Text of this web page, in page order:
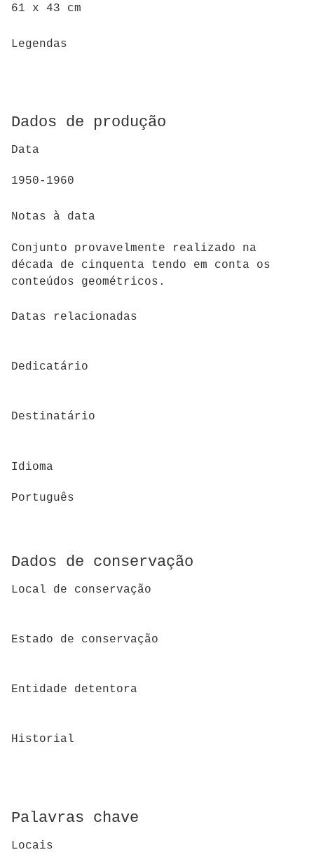
61 x 43 cm
Legendas
Dados de produção
Data
1950-1960
Notas à data
Conjunto provavelmente realizado na
década de cinquenta tendo em conta os
conteúdos geométricos.
Datas relacionadas
Dedicatário
Destinatário
Idioma
Português
Dados de conservação
Local de conservação
Estado de conservação
Entidade detentora
Historial
Palavras chave
Locais